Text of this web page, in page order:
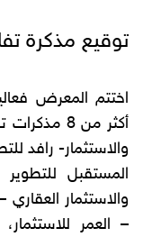
توقيع مذكرة
اختتم المعرض
أكثر من 8
والاستثمار- رافد
المستقبل
والاستثمار
– العمر